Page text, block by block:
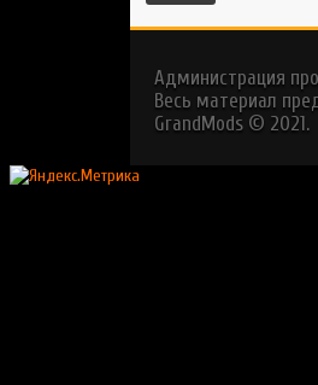
Администрация
Весь материал
GrandMods © 2021.